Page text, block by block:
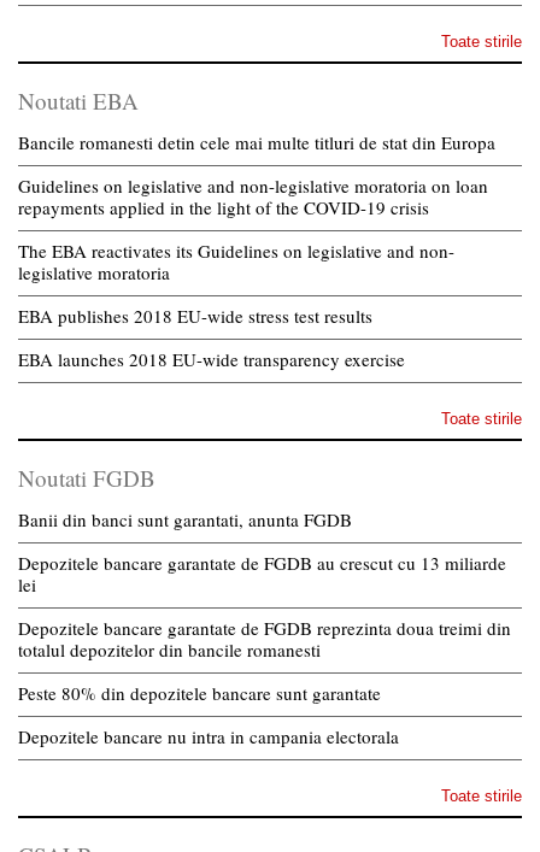
Toate stirile
Noutati EBA
Bancile romanesti detin cele mai multe titluri de stat din Europa
Guidelines on legislative and non-legislative moratoria on loan
repayments applied in the light of the COVID-19 crisis
The EBA reactivates its Guidelines on legislative and non-
legislative moratoria
EBA publishes 2018 EU-wide stress test results
EBA launches 2018 EU-wide transparency exercise
Toate stirile
Noutati FGDB
Banii din banci sunt garantati, anunta FGDB
Depozitele bancare garantate de FGDB au crescut cu 13 miliarde
lei
Depozitele bancare garantate de FGDB reprezinta doua treimi din
totalul depozitelor din bancile romanesti
Peste 80% din depozitele bancare sunt garantate
Depozitele bancare nu intra in campania electorala
Toate stirile